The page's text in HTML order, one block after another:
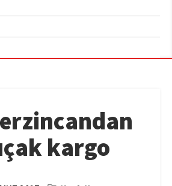
erzincandan
kargo